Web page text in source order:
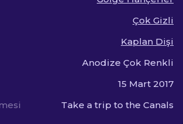
Çok Gizli
Kaplan Dişi
Anodize Çok Renkli
15 Mart 2017
Take a trip to the Canals